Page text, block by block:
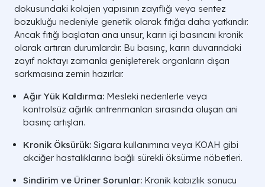
dokusundaki kolajen yapısının zayıflığı veya sentez
bozukluğu nedeniyle genetik olarak fıtığa daha yatkındır.
Ancak fıtığı başlatan ana unsur, karın içi basıncını kronik
olarak artıran durumlardır. Bu basınç, karın duvarındaki
zayıf noktayı zamanla genişleterek organların dışarı
sarkmasına zemin hazırlar.
Ağır Yük Kaldırma: Mesleki nedenlerle veya
kontrolsüz ağırlık antrenmanları sırasında oluşan ani
basınç artışları.
Kronik Öksürük: Sigara kullanımına veya KOAH gibi
akciğer hastalıklarına bağlı sürekli öksürme nöbetleri.
Sindirim ve Üriner Sorunlar: Kronik kabızlık sonucu